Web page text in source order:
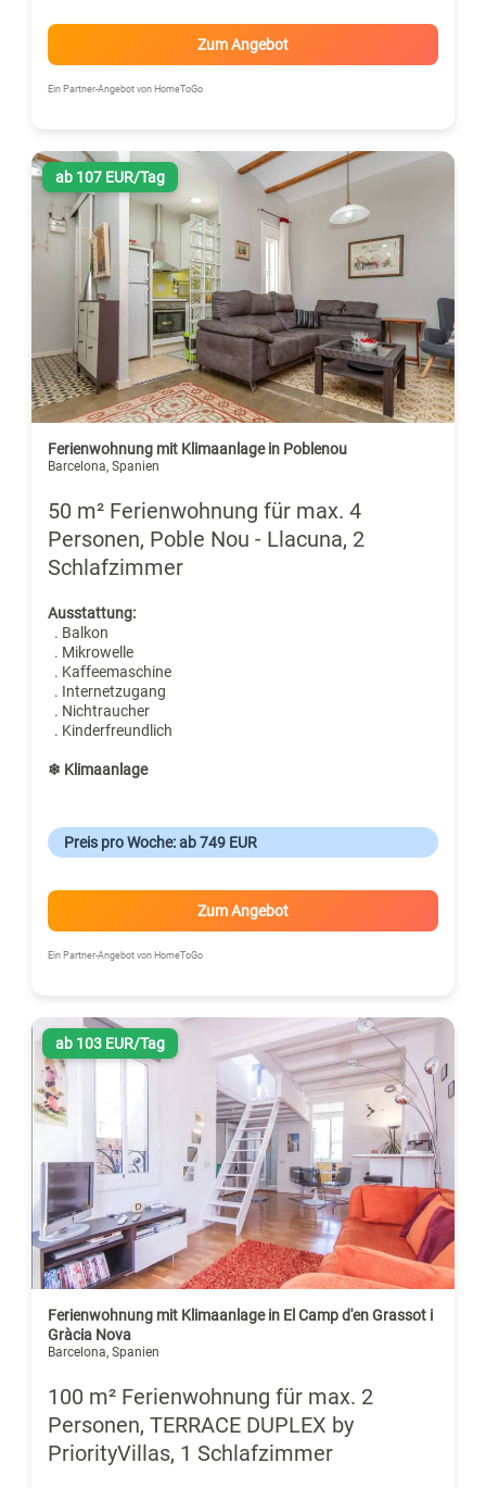
Zum Angebot
Ein Partner-Angebot von HomeToGo
ab 107 EUR/Tag
Ferienwohnung mit Klimaanlage in Poblenou
Barcelona, Spanien
50 m² Ferienwohnung für max. 4
Personen, Poble Nou - Llacuna, 2
Schlafzimmer
Ausstattung:
. Balkon
. Mikrowelle
. Kaffeemaschine
. Internetzugang
. Nichtraucher
. Kinderfreundlich
❄ Klimaanlage
Preis pro Woche: ab 749 EUR
Zum Angebot
Ein Partner-Angebot von HomeToGo
ab 103 EUR/Tag
Ferienwohnung mit Klimaanlage in El Camp d'en Grassot i
Gràcia Nova
Barcelona, Spanien
100 m² Ferienwohnung für max. 2
Personen, TERRACE DUPLEX by
PriorityVillas, 1 Schlafzimmer